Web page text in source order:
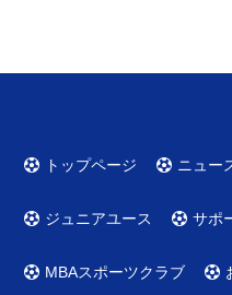
トップページ ニュー
ジュニアユース サポ
MBAスポーツクラブ